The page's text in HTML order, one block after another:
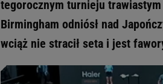
tegorocznym turnieju
Birmingham odniósł nad
wciąż nie stracił seta i jest